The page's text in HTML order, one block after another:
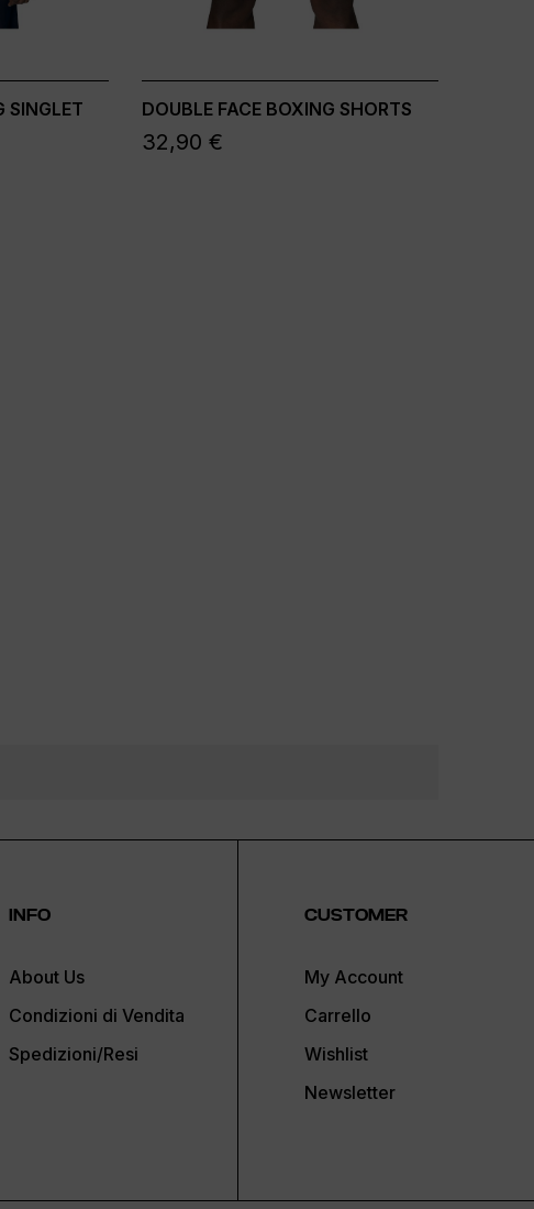
SINGLET
DOUBLE FACE BOXING SHORTS
32,90 €
INFO
About Us
Condizioni di Vendita
Spedizioni/Resi
CUSTOMER
My Account
Carrello
Wishlist
Newsletter